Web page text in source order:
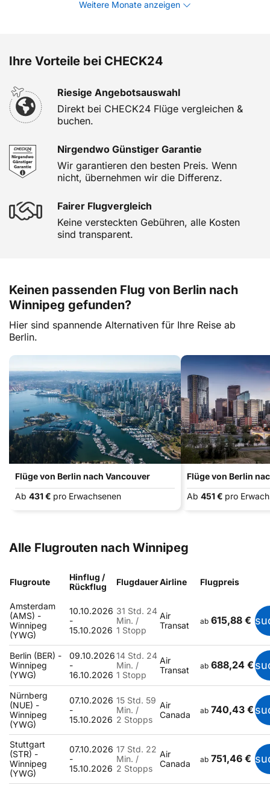
Weitere Monate anzeigen
Ihre Vorteile bei CHECK24
Riesige Angebotsauswahl
Direkt bei CHECK24 Flüge vergleichen &
buchen.
Nirgendwo Günstiger Garantie
Wir garantieren den besten Preis. Wenn
nicht, übernehmen wir die Differenz.
Fairer Flugvergleich
Keine versteckten Gebühren, alle Kosten
sind transparent.
Keinen passenden Flug von Berlin nach
Winnipeg gefunden?
Hier sind spannende Alternativen für Ihre Reise ab
Berlin.
Flüge von Berlin nach Vancouver
Ab 431 € pro Erwachsenen
Flüge von Berlin
Ab 451 € pro
Alle Flugrouten nach Winnipeg
Flugroute
Hinflug /
Rückflug
FlugdauerAirline Flugpreis
Amsterdam
(AMS) -
Winnipeg
(YWG)
10.10.2026
-
15.10.2026
31 Std. 24
Min. /
1 Stopp
Air
Transat
ab 615,88 €
Berlin (BER) -
Winnipeg
(YWG)
09.10.2026
-
16.10.2026
14 Std. 24
Min. /
1 Stopp
Air
Transat
ab 688,24 €
Nürnberg
(NUE) -
Winnipeg
(YWG)
07.10.2026
-
15.10.2026
15 Std. 59
Min. /
2 Stopps
Air
Canada
ab 740,43 €
Stuttgart
(STR) -
Winnipeg
(YWG)
07.10.2026
-
15.10.2026
17 Std. 22
Min. /
2 Stopps
Air
Canada
ab 751,46 €